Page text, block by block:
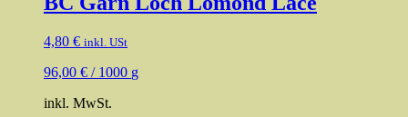
Varianten
4,80 € inkl. USt
96,00 € / 1000 g
inkl. MwSt.